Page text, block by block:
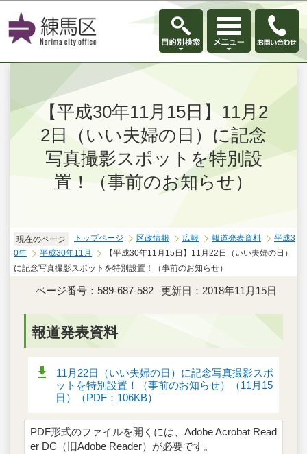
このページの本文へ移動
【平成30年11月15日】11月2
2日（いい夫婦の日）に記念
写真撮影スポットを特別設
置！（事前のお知らせ）
現在のページ トップページ 区政情報 広報 報道発表資料
平成3
0年
平成30年11月
【平成30年11月15日】11月22日（いい夫婦の日）
に記念写真撮影スポットを特別設置！（事前のお知らせ）
ページ番号：589-687-582 更新日：2018年11月15日
報道発表資料
11月22日（いい夫婦の日）に記念写真撮影スポ
ットを特別設置！（事前のお知らせ）（11月15
日）（PDF：106KB）
PDF形式のファイルを開くには、Adobe Acrobat Read
er DC（旧Adobe Reader）が必要です。